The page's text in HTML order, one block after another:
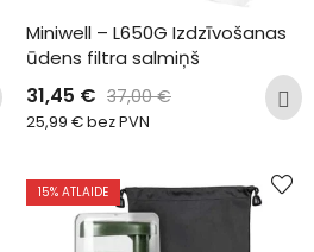
Miniwell – L650G Izdzīvošanas
ūdens filtra salmiņš
31,45 € 37,00€
25,99 €bez PVN
15% ATLAIDE